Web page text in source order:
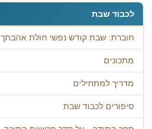
לכבוד שבת
חוברת: שבת קודש נפשי חולת אהבתך
מתכונים
מדריך למתחילים
סיפורים לכבוד שבת